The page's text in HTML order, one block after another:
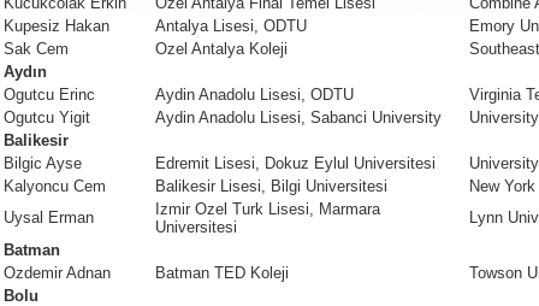
Kupesiz Hakan
Antalya Lisesi, ODTU
Emory
Sak Cem
Ozel Antalya Koleji
Aydın
Ogutcu Erinc
Aydin Anadolu Lisesi, ODTU
Virginia
Ogutcu Yigit
Aydin Anadolu Lisesi, Sabanci University
Balikesir
Bilgic Ayse
Edremit Lisesi, Dokuz Eylul Universitesi
Kalyoncu Cem
Balikesir Lisesi, Bilgi Universitesi
New
Uysal Erman
Izmir Ozel Turk Lisesi, Marmara
Universitesi
Lynn
Batman
Ozdemir Adnan
Batman TED Koleji
Towson
Bolu